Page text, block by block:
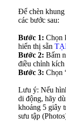
Để chèn khung
các bước sau:
Bước 1: Chọn
hiển thị sẵn
Bước 2: Bấm
điều chỉnh kích
Bước 3: Chọn
Lưu ý: Nếu
di động, hãy
khoảng 5 giây
sưu tập